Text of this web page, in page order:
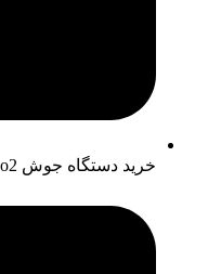
خرید دستگاه جوش co2